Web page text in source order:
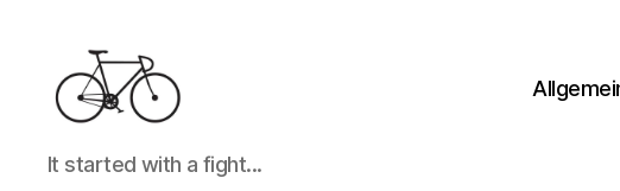
It
started
It started with a fight...